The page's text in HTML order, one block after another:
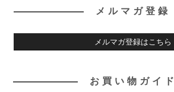
メルマガ登録
メルマガ登録はこちら
お買い物ガイド